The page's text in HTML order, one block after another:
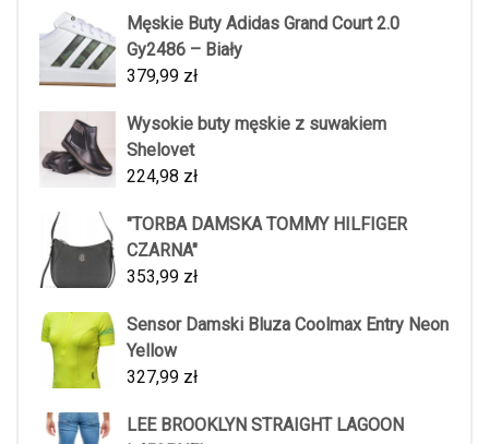
Męskie Buty Adidas Grand Court 2.0
Gy2486 – Biały
379,99 zł
Wysokie buty męskie z suwakiem
Shelovet
224,98 zł
"TORBA DAMSKA TOMMY HILFIGER
CZARNA"
353,99 zł
Sensor Damski Bluza Coolmax Entry Neon
Yellow
327,99 zł
LEE BROOKLYN STRAIGHT LAGOON